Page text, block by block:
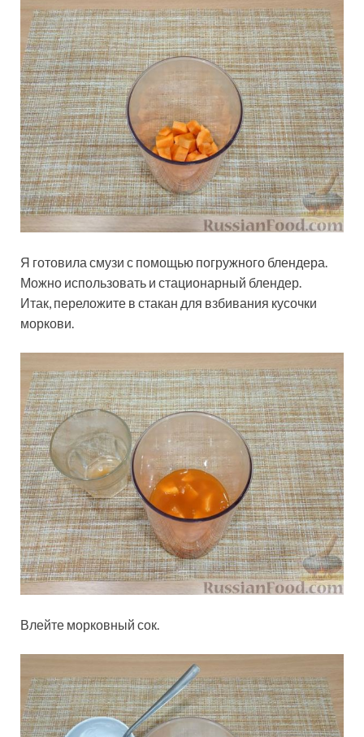
Я готовила смузи с помощью погружного блендера.
Можно использовать и стационарный блендер.
Итак, переложите в стакан для взбивания кусочки
моркови.
Влейте морковный сок.